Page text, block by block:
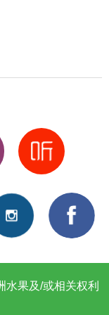
水果及/或相关权利